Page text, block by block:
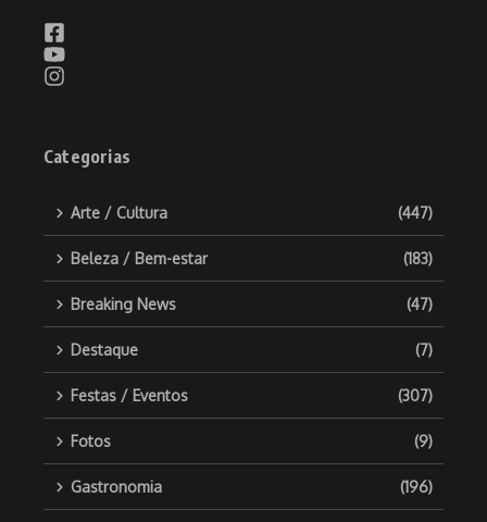
Categorias
Arte / Cultura (447)
Beleza / Bem-estar (183)
Breaking News (47)
Destaque (7)
Festas / Eventos (307)
Fotos (9)
Gastronomia (196)